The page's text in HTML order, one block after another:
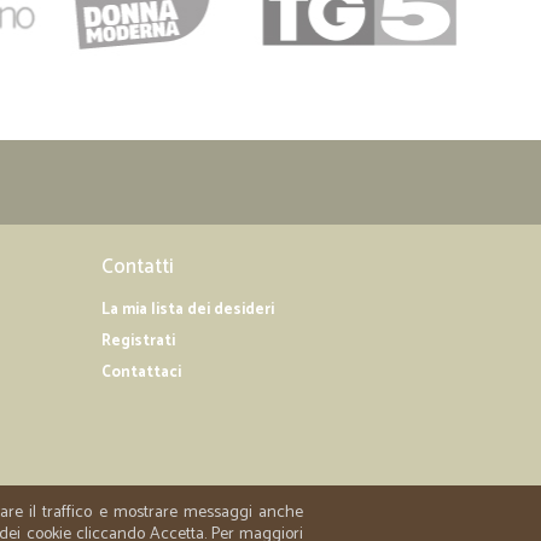
Contatti
La mia lista dei desideri
Registrati
Contattaci
il traffico e mostrare messaggi anche
cookie cliccando Accetta. Per maggiori